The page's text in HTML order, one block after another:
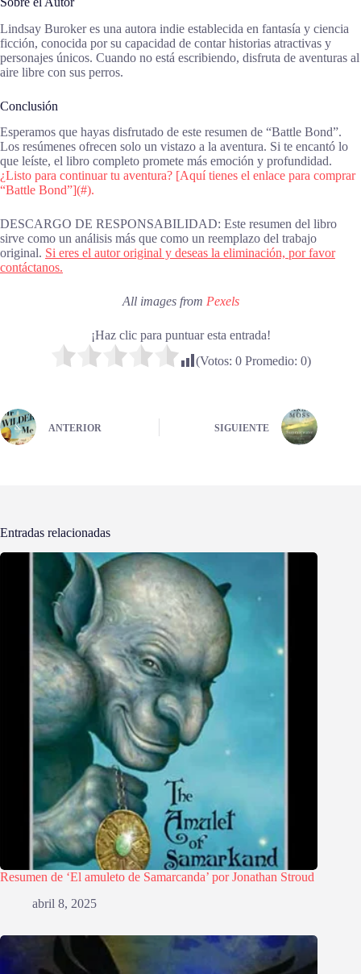
Lindsay Buroker es una autora indie establecida en fantasía y ciencia
ficción, conocida por su capacidad de contar historias atractivas y
personajes únicos. Cuando no está escribiendo, disfruta de aventuras al
aire libre con sus perros.
Conclusión
Esperamos que hayas disfrutado de este resumen de “Battle Bond”.
Los resúmenes ofrecen solo un vistazo a la aventura. Si te encantó lo
que leíste, el libro completo promete más emoción y profundidad.
¿Listo para continuar tu aventura? [Aquí tienes el enlace para comprar
“Battle Bond”](#).
DESCARGO DE RESPONSABILIDAD: Este resumen del libro
sirve como un análisis más que como un reemplazo del trabajo
original. Si eres el autor original y deseas la eliminación, por favor
contáctanos.
All images from Pexels
¡Haz clic para puntuar esta entrada!
(Votos: 0Promedio: 0)
ANTERIOR SIGUIENTE
Entradas relacionadas
Resumen de ‘El amuleto de Samarcanda’ por Jonathan Stroud
abril 8, 2025